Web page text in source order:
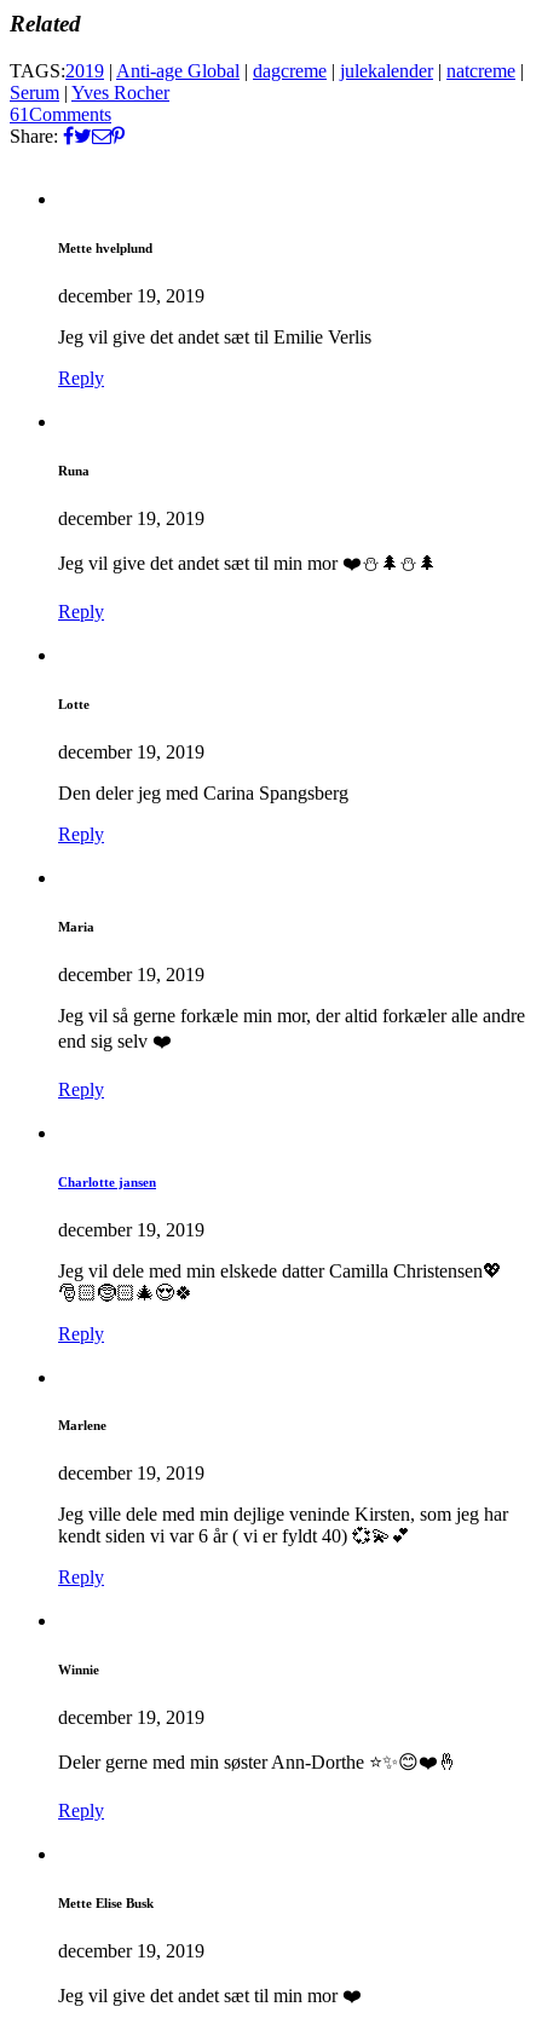
Related
TAGS:2019 | Anti-age Global | dagcreme | julekalender| natcreme |
Serum | Yves Rocher
61Comments
Share:
Mette hvelplund
december 19, 2019
Jeg vil give det andet sæt til Emilie Verlis
Reply
Runa
december 19, 2019
Jeg vil give det andet sæt til min mor ❤️⛄️🌲⛄️🌲
Reply
Lotte
december 19, 2019
Den deler jeg med Carina Spangsberg
Reply
Maria
december 19, 2019
Jeg vil så gerne forkæle min mor, der altid forkæler alle andre
end sig selv ❤️
Reply
Charlotte jansen
december 19, 2019
Jeg vil dele med min elskede datter Camilla Christensen💖
🎅🏻🤶🏻🎄😍🍀
Reply
Marlene
december 19, 2019
Jeg ville dele med min dejlige veninde Kirsten, som jeg har
kendt siden vi var 6 år ( vi er fyldt 40) 💞💫💕
Reply
Winnie
december 19, 2019
Deler gerne med min søster Ann-Dorthe ⭐✨😊❤️🤞
Reply
Mette Elise Busk
december 19, 2019
Jeg vil give det andet sæt til min mor ❤️